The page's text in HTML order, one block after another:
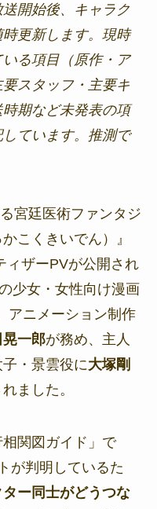
開始後、キャラク
更新します。現時
る項目（原作・ア
スタッフ・主要キ
期など未発表の項
ています。推測で
宮廷医術ファンタジ
こくきいでん）』
ィザーPVが公開され
少女・女性向け漫画
アニメーション制作
晃一郎が務め、主人
・景雲役に大塚剛
ました。
関図ガイド」で
が判明しているた
ー同士がどうつな